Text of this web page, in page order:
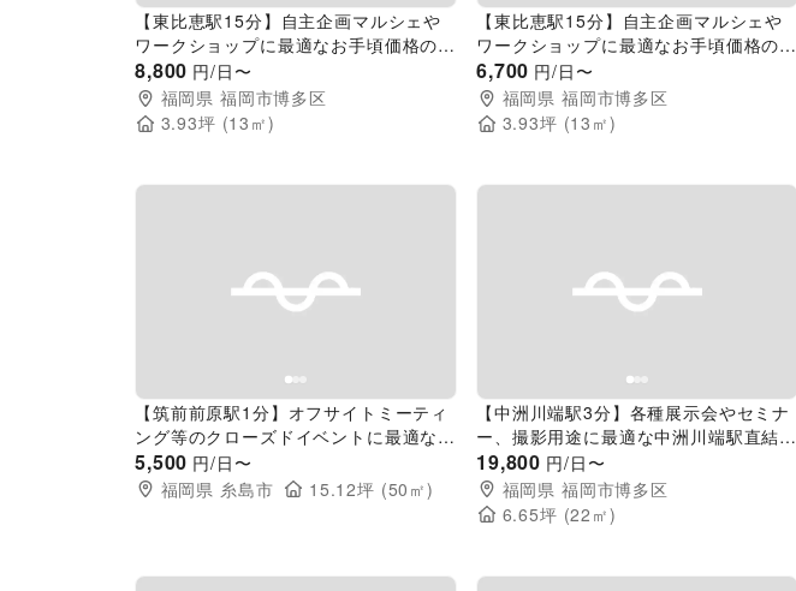
【東比恵駅15分】自主企画マルシェや
ワークショップに最適なお手頃価格のレ
ンタルスペース「Meeting1」／敷地全
体の貸切イベント開催も可能！
8,800 円/日〜
福岡県 福岡市博多区
3.93坪 (13 ㎡)
【東比恵駅15分】自主企画マルシェや
ワークショップに最適なお手頃価格のレ
ンタルスペース「Living1」／敷地全体
の貸切イベント開催も可能！
6,700 円/日〜
福岡県 福岡市博多区
3.93坪 (13 ㎡)
Previous slide
【筑前前原駅1分】オフサイトミーティ
ング等のクローズドイベントに最適な駅
近レンタルスペース
5,500 円/日〜
福岡県 糸島市 15.12坪 (50 ㎡)
Previous slide
【中洲川端駅3分】各種展示会やセミナ
ー、撮影用途に最適な中洲川端駅直結で
アクセス抜群のレンタルスペース
19,800 円/日〜
福岡県 福岡市博多区
6.65坪 (22 ㎡)